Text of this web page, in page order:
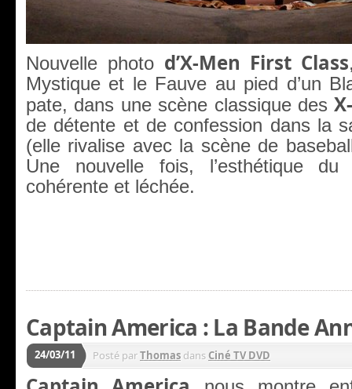
Nouvelle photo d’X-Men First Class
Mystique et le Fauve au pied d’un
pate, dans une scène classique des
de détente et de confession dans la
(elle rivalise avec la scène de
Une nouvelle fois, l’esthétique
cohérente et léchée.
Captain America : La Bande
24/03/11 Posté parThomas dans Ciné TV DVD